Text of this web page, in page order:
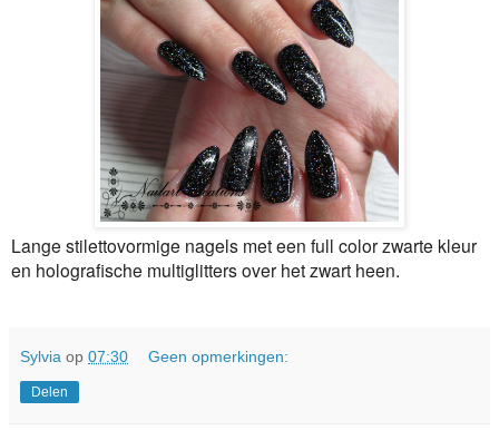
Lange stilettovormige nagels met een full color zwarte kleur
en holografische multiglitters over het zwart heen.
Sylvia op 07:30 Geen opmerkingen:
Delen